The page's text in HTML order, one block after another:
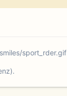
sport_rder.gif